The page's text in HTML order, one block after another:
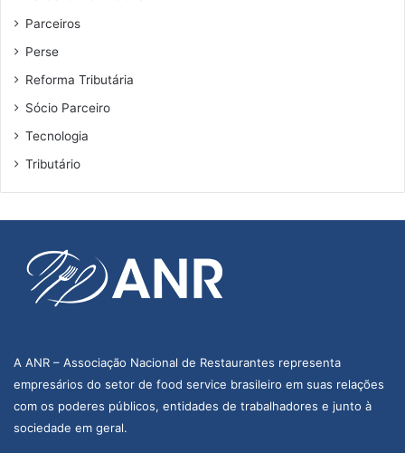
Parceiros
Perse
Reforma Tributária
Sócio Parceiro
Tecnologia
Tributário
A ANR – Associação Nacional de Restaurantes representa
empresários do setor de food service brasileiro em suas relações
com os poderes públicos, entidades de trabalhadores e junto à
sociedade em geral.